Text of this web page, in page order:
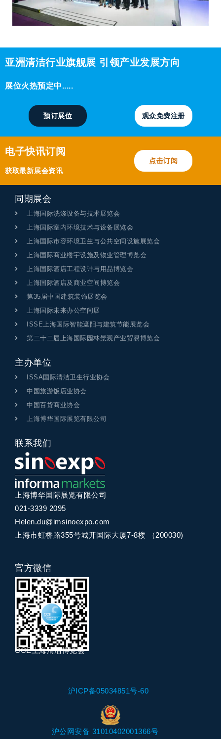
亚洲清洁行业旗舰展 引领产业发展方向
展位火热预定中.....
预订展位 观众免费注册
电子快讯订阅
获取最新展会资讯
点击订阅
同期展会
上海国际洗涤设备与技术展览会
上海国际室内环境技术与设备展览会
上海国际市容环境卫生与公共空间设施展览会
上海国际商业楼宇设施及物业管理博览会
上海国际酒店工程设计与用品博览会
上海国际酒店及商业空间博览会
第35届中国建筑装饰展览会
上海国际未来办公空间展
ISSE上海国际智能遮阳与建筑节能展览会
第二十二届上海国际园林景观产业贸易博览会
主办单位
ISSA国际清洁卫生行业协会
中国旅游饭店业协会
中国百货商业协会
上海博华国际展览有限公司
联系我们
上海博华国际展览有限公司
021-3339 2095
Helen.du@imsinoexpo.com
上海市虹桥路355号城开国际大厦7-8楼 （200030)
官方微信
CCE上海清洁博览会
沪ICP备05034851号-60
沪公网安备 31010402001366号